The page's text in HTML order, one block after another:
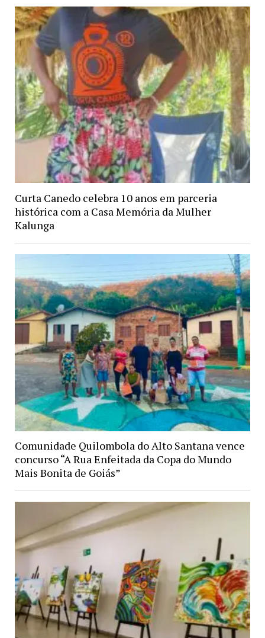
Curta Canedo celebra 10 anos em parceria
histórica com a Casa Memória da Mulher
Kalunga
Comunidade Quilombola do Alto Santana vence
concurso “A Rua Enfeitada da Copa do Mundo
Mais Bonita de Goiás”